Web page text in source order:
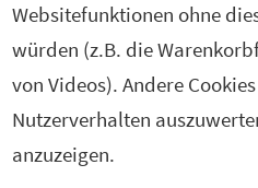
Websitefunktionen ohne
würden (z.B. die
von Videos). Andere
Nutzerverhalten
anzuzeigen.